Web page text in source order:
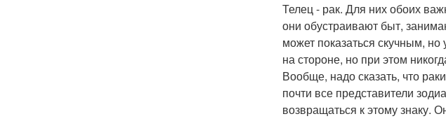
Телец - рак. Для них обоих
они обустраивают быт,
может показаться скучным, но
на стороне, но при этом
Вообще, надо сказать, что
почти все представители
возвращаться к этому знаку.